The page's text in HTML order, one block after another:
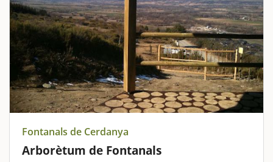
Fontanals de Cerdanya
Arborètum de Fontanals